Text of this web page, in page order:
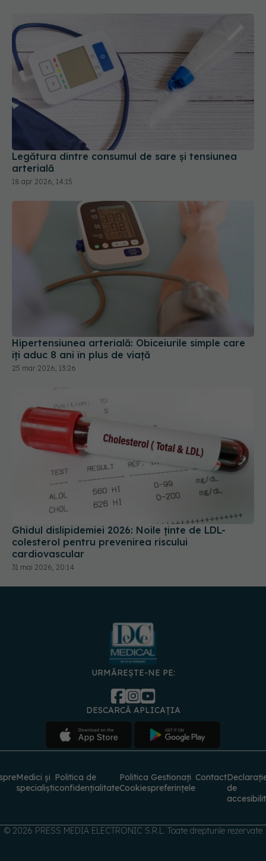
Legătura dintre consumul de sare și tensiunea
arterială
18 apr 2026, 14:15
Hipertensiunea arterială: Obiceiurile simple care
îți aduc 8 ani în plus de viață
25 mar 2026, 13:26
Ghidul dislipidemiei 2026: Noile ținte de LDL-
colesterol pentru prevenirea riscului
cardiovascular
31 mai 2026, 20:14
URMĂREȘTE-NE PE:
DESCARCĂ APLICAȚIA
Medici și
specialiști
Politica de
confidențialitate
Politica
Cookies
Gestionați
preferințele
Contact
de
© 2026 PRESS MEDIA ELECTRONIC S.R.L. Toate drepturile rezervate